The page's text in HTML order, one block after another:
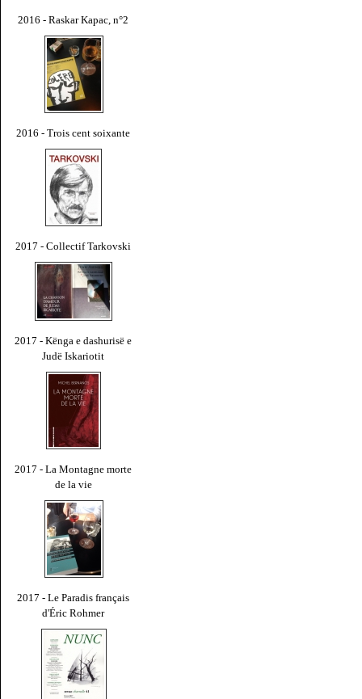
2016 - Raskar Kapac, n°2
2016 - Trois cent soixante
2017 - Collectif Tarkovski
2017 - Kënga e dashurisë e
Judë Iskariotit
2017 - La Montagne morte
de la vie
2017 - Le Paradis français
d'Éric Rohmer